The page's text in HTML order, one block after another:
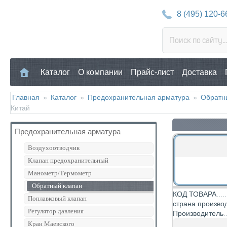
8 (495) 120-
Каталог О компании Прайс-лист Доставка
Главная » Каталог » Предохранительная арматура »
Китай
Предохранительная арматура
Воздухоотводчик
Клапан предохранительный
Манометр/Термометр
Обратный клапан
Поплавковый клапан
Регулятор давления
Кран Маевского
КОД ТОВАРА
страна
Производитель